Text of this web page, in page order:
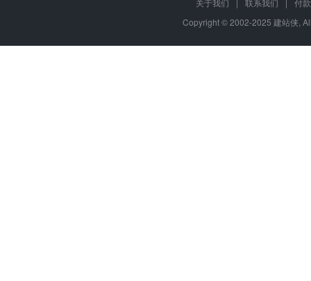
关于我们 | 联系我们 |
付
Copyright © 2002-2025 建站侠,